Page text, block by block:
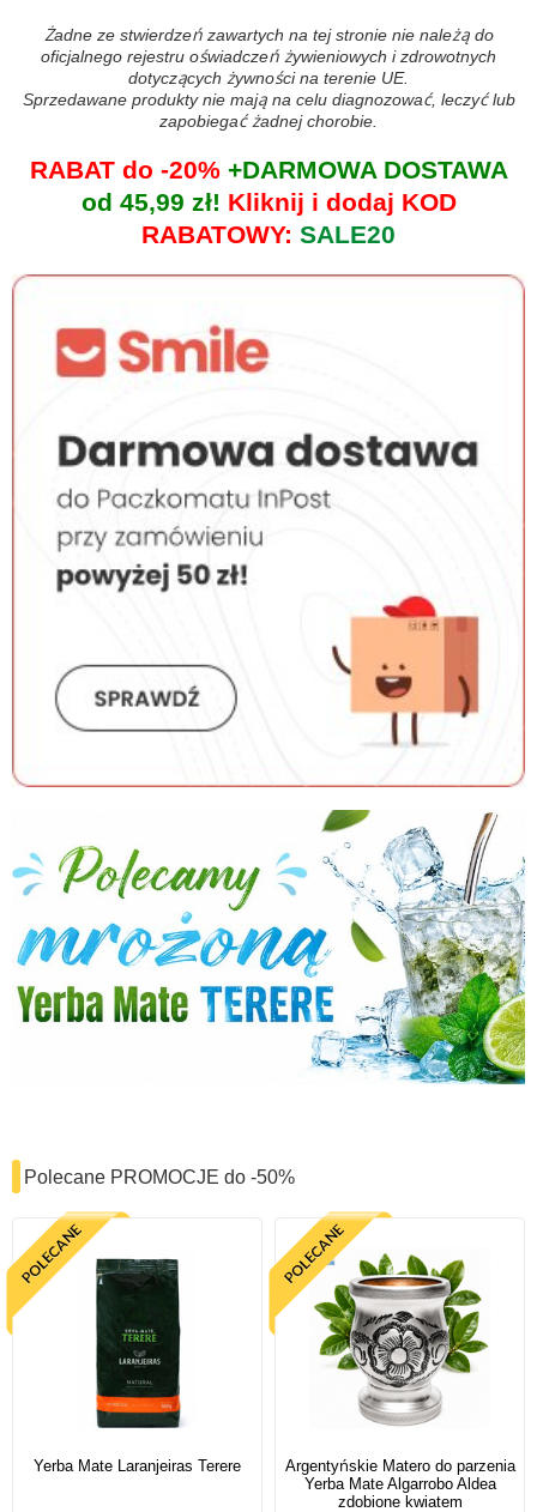
Żadne ze stwierdzeń zawartych na tej stronie nie należą do
oficjalnego rejestru oświadczeń żywieniowych i zdrowotnych
dotyczących żywności na terenie UE.
Sprzedawane produkty nie mają na celu diagnozować, leczyć lub
zapobiegać żadnej chorobie.
RABAT do -20%+DARMOWA DOSTAWA
od 45,99 zł! Kliknij i dodaj KOD
RABATOWY: SALE20
Polecane PROMOCJE do -50%
Yerba Mate Laranjeiras Terere
Argentyńskie Matero do parzenia
Yerba Mate Algarrobo Aldea
zdobione kwiatem